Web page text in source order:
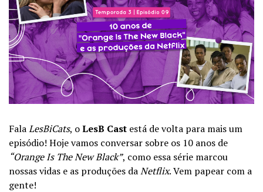
FalaLesBiCats, oLesB Cast está de volta para mais um
episódio! Hoje vamos conversar sobre os 10 anos de
“Orange Is The New Black”, como essa série marcou
nossas vidas e as produções daNetflix. Vem papear com a
gente!